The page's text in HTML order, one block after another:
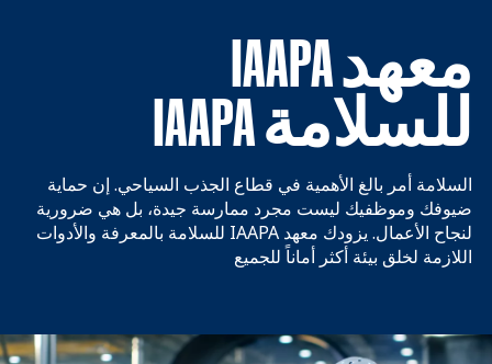
معهد IAAPA
للسلامة IAAPA
السلامة أمر بالغ الأهمية في قطاع الجذب السياحي. إن حماية
ضيوفك وموظفيك ليست مجرد ممارسة جيدة، بل هي ضرورية
لنجاح الأعمال. يزودك معهد IAAPA للسلامة بالمعرفة والأدوات
اللازمة لخلق بيئة أكثر أماناً للجميع